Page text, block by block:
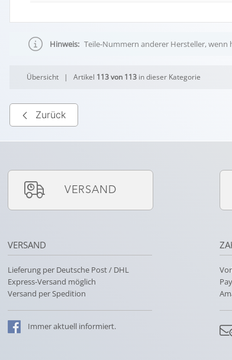
Hinweis: Teile-Nummern anderer Hersteller, wenn
Übersicht | Artikel 113 von 113 in dieser Kategorie
Zurück
VERSAND
VERSAND
Lieferung per Deutsche Post / DHL
Express-Versand möglich
Versand per Spedition
Immeraktuell informiert.